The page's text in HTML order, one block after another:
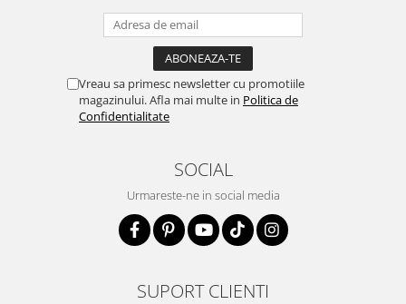
Vreau sa primesc newsletter cu promotiile
magazinului. Afla mai multe in Politica de
Confidentialitate
SOCIAL
Urmareste-ne in social media
SUPORT CLIENTI